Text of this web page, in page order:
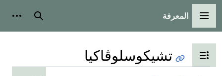
القائمة الرئيسية
المعرفة بحث
تبديل عرض جدول المحتويات
تشيكوسلوڤاكيا